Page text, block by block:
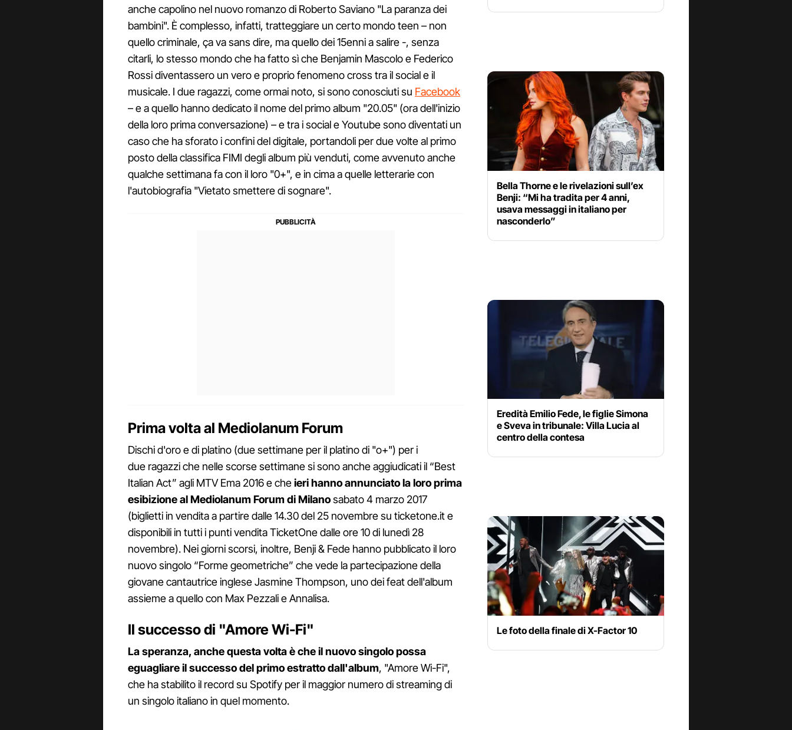
anche capolino nel nuovo romanzo di Roberto Saviano "La paranza dei
bambini". È complesso, infatti, tratteggiare un certo mondo teen – non
quello criminale, ça va sans dire, ma quello dei 15enni a salire -, senza
citarli, lo stesso mondo che ha fatto sì che Benjamin Mascolo e Federico
Rossi diventassero un vero e proprio fenomeno cross tra il social e il
musicale. I due ragazzi, come ormai noto, si sono conosciuti su Facebook
– e a quello hanno dedicato il nome del primo album "20.05" (ora dell'inizio
della loro prima conversazione) – e tra i social e Youtube sono diventati un
caso che ha sforato i confini del digitale, portandoli per due volte al primo
posto della classifica FIMI degli album più venduti, come avvenuto anche
qualche settimana fa con il loro "0+", e in cima a quelle letterarie con
l'autobiografia "Vietato smettere di sognare".
Prima volta al Mediolanum Forum
Dischi d'oro e di platino (due settimane per il platino di "o+") per i
due ragazzi che nelle scorse settimane si sono anche aggiudicati il “Best
Italian Act” agli MTV Ema 2016 e cheieri hanno annunciato la loro prima
esibizione al Mediolanum Forum di Milanosabato 4 marzo 2017
(biglietti in vendita a partire dalle 14.30 del 25 novembre su ticketone.it e
disponibili in tutti i punti vendita TicketOne dalle ore 10 di lunedì 28
novembre). Nei giorni scorsi, inoltre, Benji & Fede hanno pubblicato il loro
nuovo singolo “Forme geometriche” che vede la partecipazione della
giovane cantautrice inglese Jasmine Thompson, uno dei feat dell'album
assieme a quello con Max Pezzali e Annalisa.
Il successo di "Amore Wi-Fi"
La speranza, anche questa volta è che il nuovo singolo possa
eguagliare il successo del primo estratto dall'album, "Amore Wi-Fi",
che ha stabilito il record su Spotify per il maggior numero di streaming di
un singolo italiano in quel momento.
Bella Thorne e le rivelazioni sull’ex
Benji: “Mi ha tradita per 4 anni,
usava messaggi in italiano per
nasconderlo”
Eredità Emilio Fede, le figlie Simona
e Sveva in tribunale: Villa Lucia al
centro della contesa
Le foto della finale di X-Factor 10